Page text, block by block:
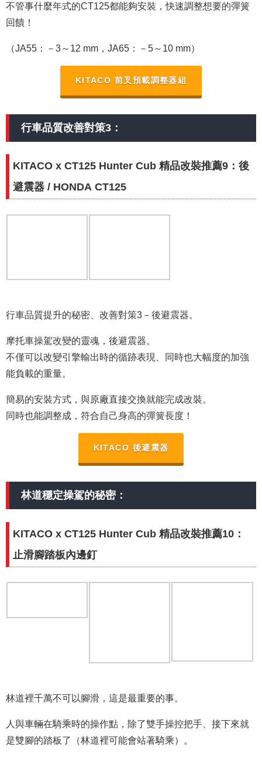
不管事什麼年式的CT125都能夠安裝，快速調整想要的彈簧
回饋！
（JA55：－3～12 mm，JA65：－5～10 mm）
KITACO 前叉預載調整器組
行車品質改善對策3：
KITACO x CT125 Hunter Cub 精品改裝推薦9：後
避震器 / HONDA CT125
行車品質提升的秘密、改善對策3－後避震器。
摩托車操駕改變的靈魂，後避震器。
不僅可以改變引擎輸出時的循跡表現、同時也大幅度的加強
能負載的重量。
簡易的安裝方式，與原廠直接交換就能完成改裝。
同時也能調整成，符合自己身高的彈簧長度！
KITACO 後避震器
林道穩定操駕的秘密：
KITACO x CT125 Hunter Cub 精品改裝推薦10：
止滑腳踏板內邊釘
林道裡千萬不可以腳滑，這是最重要的事。
人與車輛在騎乘時的操作點，除了雙手操控把手、接下來就
是雙腳的踏板了（林道裡可能會站著騎乘）。